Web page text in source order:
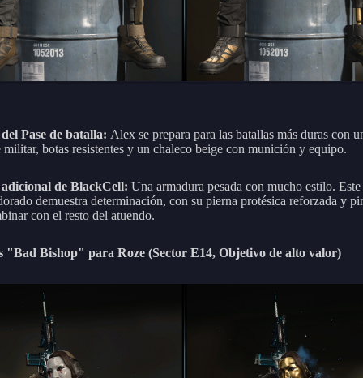
Pase de batalla: Alex se prepara para las batallas más duras con
botas resistentes y un chaleco beige con munición y equipo.
de BlackCell: Una armadura pesada con mucho estilo.
demuestra determinación, con su pierna protésica reforzada y
con el resto del atuendo.
"Bad Bishop" para Roze (Sector E14, Objetivo de alto valor)